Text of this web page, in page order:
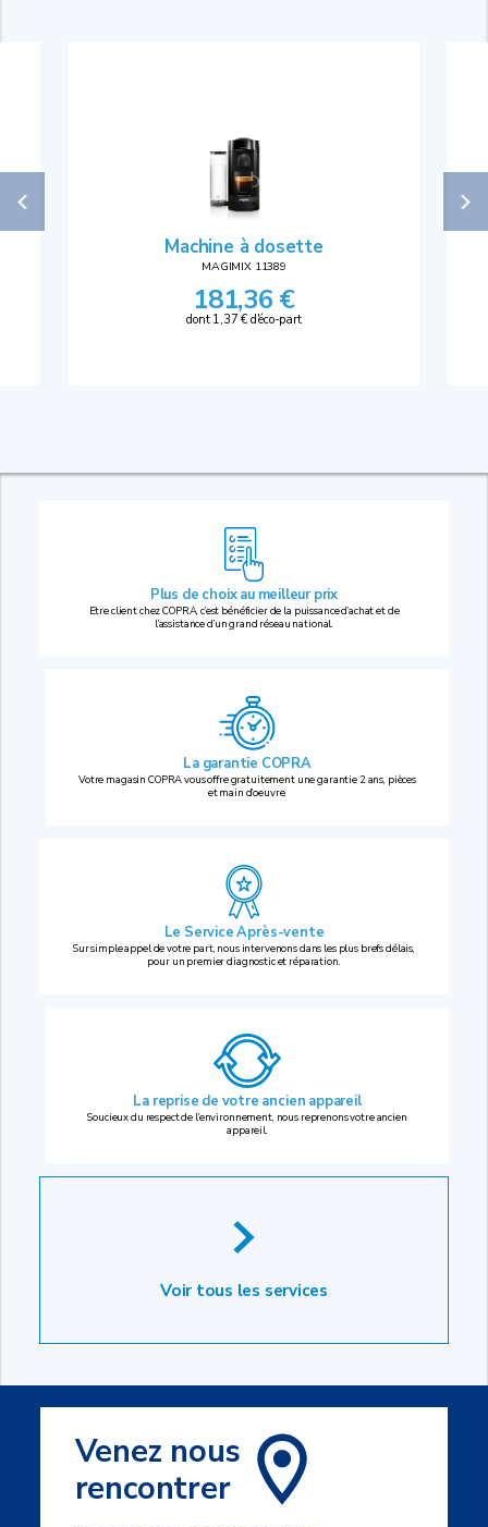
Machine à dosette
MAGIMIX 11389
181,36 €
dont 1,37 € d'éco-part
Plus de choix au meilleur prix
Etre client chez COPRA, c’est bénéficier de la puissance d’achat et de
l’assistance d’un grand réseau national.
La garantie COPRA
Votre magasin COPRA vous offre gratuitement une garantie 2 ans, pièces
et main d’oeuvre.
Le Service Après-vente
Sur simple appel de votre part, nous intervenons dans les plus brefs délais,
pour un premier diagnostic et réparation.
La reprise de votre ancien appareil
Soucieux du respect de l’environnement, nous reprenons votre ancien
appareil.
Voir tous les services
Venez nous
rencontrer